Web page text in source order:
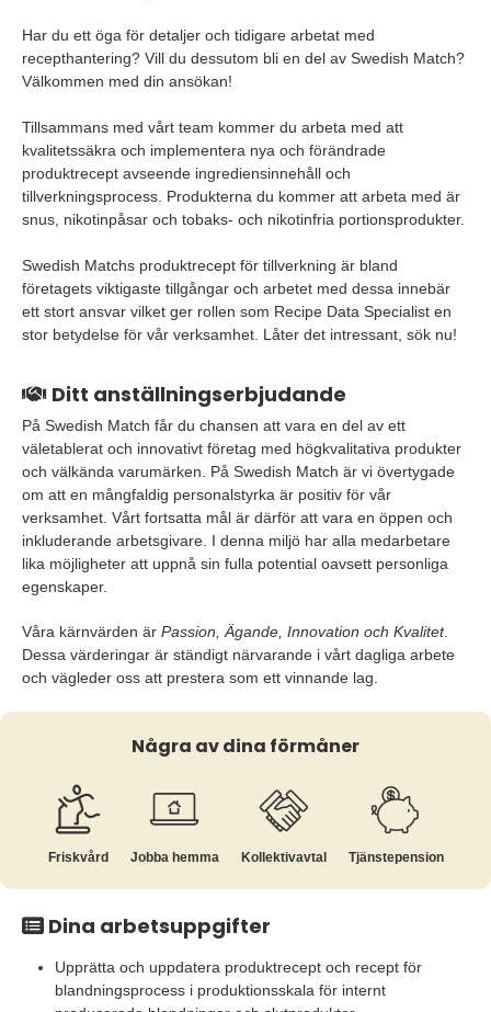
Har du ett öga för detaljer och tidigare arbetat med
recepthantering? Vill du dessutom bli en del av Swedish Match?
Välkommen med din ansökan!
Tillsammans med vårt team kommer du arbeta med att
kvalitetssäkra och implementera nya och förändrade
produktrecept avseende ingrediensinnehåll och
tillverkningsprocess. Produkterna du kommer att arbeta med är
snus, nikotinpåsar och tobaks- och nikotinfria portionsprodukter.
Swedish Matchs produktrecept för tillverkning är bland
företagets viktigaste tillgångar och arbetet med dessa innebär
ett stort ansvar vilket ger rollen som Recipe Data Specialist en
stor betydelse för vår verksamhet. Låter det intressant, sök nu!
Ditt anställningserbjudande
På Swedish Match får du chansen att vara en del av ett
väletablerat och innovativt företag med högkvalitativa produkter
och välkända varumärken. På Swedish Match är vi övertygade
om att en mångfaldig personalstyrka är positiv för vår
verksamhet. Vårt fortsatta mål är därför att vara en öppen och
inkluderande arbetsgivare. I denna miljö har alla medarbetare
lika möjligheter att uppnå sin fulla potential oavsett personliga
egenskaper.
Våra kärnvärden är Passion, Ägande, Innovation och Kvalitet.
Dessa värderingar är ständigt närvarande i vårt dagliga arbete
och vägleder oss att prestera som ett vinnande lag.
Några av dina förmåner
Friskvård Jobba hemma Kollektiv­avtal Tjänste­pension
Dina arbetsuppgifter
Upprätta och uppdatera produktrecept och recept för
blandningsprocess i produktionsskala för internt